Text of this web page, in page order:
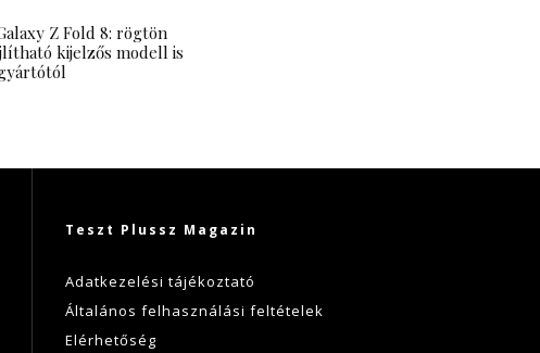
Z Fold 8: rögtön
kijelzős modell is
Teszt Plussz Magazin
Adatkezelési tájékoztató
Általános felhasználási feltételek
Elérhetőség